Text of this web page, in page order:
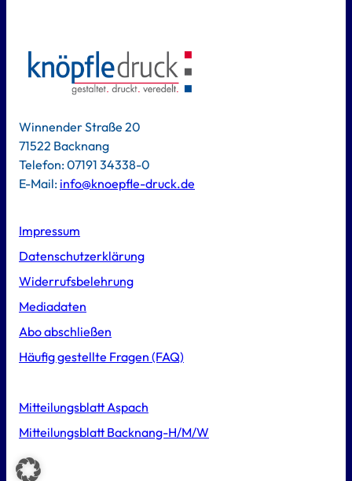
Winnender Straße 20
71522 Backnang
Telefon: 07191 34338-0
E-Mail: info@knoepfle-druck.de
Impressum
Datenschutzerklärung
Widerrufsbelehrung
Mediadaten
Abo abschließen
Häufig gestellte Fragen (FAQ)
Mitteilungsblatt Aspach
Mitteilungsblatt Backnang-H/M/W